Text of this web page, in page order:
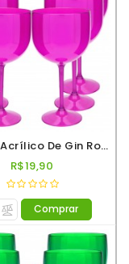
6 Taças Acrílico De Gin Roder 560ml Rosa Neon
R$19,90
Comprar